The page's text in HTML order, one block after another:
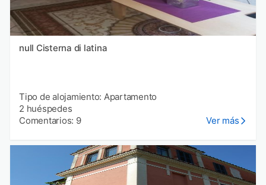
null Cisterna di latina
Tipo de alojamiento: Apartamento
2 huéspedes
Comentarios: 9
Ver más